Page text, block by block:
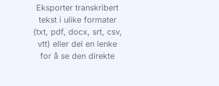
Eksporter transkribert
tekst i ulike formater
(txt, pdf, docx, srt, csv,
vtt) eller del en lenke
for å se den direkte